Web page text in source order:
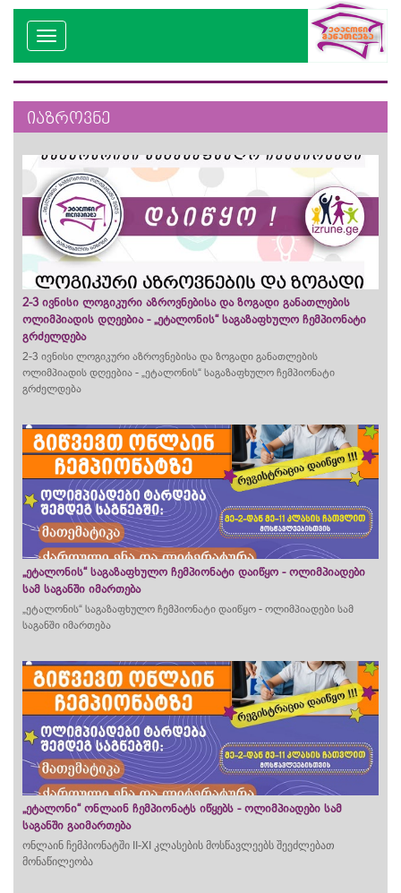
იაზროვნე
2-3 ივნისი ლოგიკური აზროვნებისა და ზოგადი განათლების
ოლიმპიადის დღეებია - „ეტალონის“ საგაზაფხულო ჩემპიონატი
გრძელდება
2-3 ივნისი ლოგიკური აზროვნებისა და ზოგადი განათლების
ოლიმპიადის დღეებია - „ეტალონის“ საგაზაფხულო ჩემპიონატი
გრძელდება
„ეტალონის“ საგაზაფხულო ჩემპიონატი დაიწყო - ოლიმპიადები
სამ საგანში იმართება
„ეტალონის“ საგაზაფხულო ჩემპიონატი დაიწყო - ოლიმპიადები სამ
საგანში იმართება
„ეტალონი“ ონლაინ ჩემპიონატს იწყებს - ოლიმპიადები სამ
საგანში გაიმართება
ონლაინ ჩემპიონატში II-XI კლასების მოსწავლეებს შეეძლებათ
მონაწილეობა